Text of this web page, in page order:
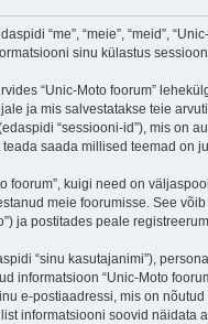
“me”, “meie”, “meid”,
sinu külastus
“Unic-Moto foorum”
ja mis salvestatakse teie
“sessiooni-id”), mis
saada millised teemad on
kuigi need on
meie foorumisse. See
ja postitades peale
“sinu kasutajanimi”),
informatsioon “Unic-Moto
e-postiaadressi, mis on
informatsiooni soovid